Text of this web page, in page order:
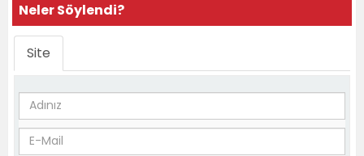
Neler Söylendi?
Site